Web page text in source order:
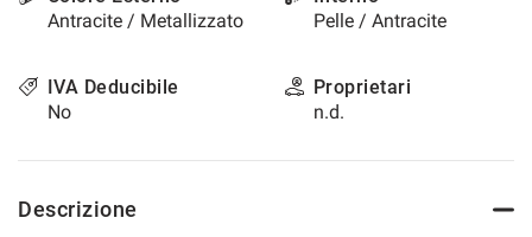
Antracite / Metallizzato
Pelle / Antracite
IVA Deducibile
No
Proprietari
n.d.
Descrizione
questi
tracciamento
alla
policy.